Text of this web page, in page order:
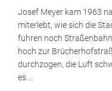
Josef Meyer kam 1963
miterlebt, wie sich die
fuhren noch
hoch zur
durchzogen, die Luft
es ...